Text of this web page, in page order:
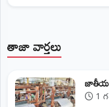
తాజా వార్తలు
జాతీయ
1